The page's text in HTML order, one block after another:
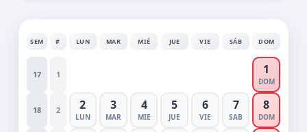
SEM # LUN MAR MIÉ JUE VIE SÁB DOM
17 1 1
DOM
18 2 2
LUN
3
MAR
4
MIE
5
JUE
6
VIE
7
SAB
8
DOM